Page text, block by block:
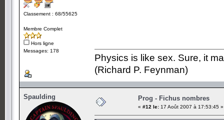
Classement : 68/55625
Membre Complet
Hors ligne
Messages: 178
Physics is like sex. Sure, it
(Richard P. Feynman)
Spaulding Prog - Fichus nombres
« #12 le: 17 Août 2007 à 17:53:45 »